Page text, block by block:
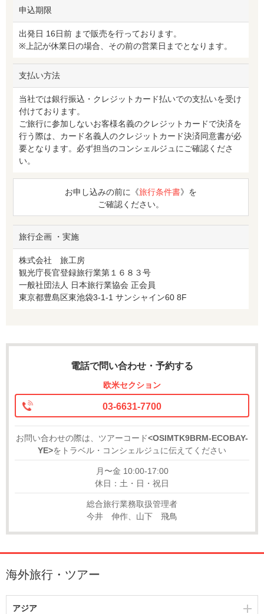
申込期限
出発日 16日前 まで販売を行っております。
※上記が休業日の場合、その前の営業日までとなります。
支払い方法
当社では銀行振込・クレジットカード払いでの支払いを受け
付けております。
ご旅行に参加しないお客様名義のクレジットカードで決済を
行う際は、カード名義人のクレジットカード決済同意書が必
要となります。必ず担当のコンシェルジュにご確認くださ
い。
お申し込みの前に《旅行条件書》を
ご確認ください。
旅行企画 ・実施
株式会社 旅工房
観光庁長官登録旅行業第１６８３号
一般社団法人 日本旅行業協会 正会員
東京都豊島区東池袋3-1-1 サンシャイン60 8F
電話で問い合わせ・予約する
欧米セクション
03-6631-7700
お問い合わせの際は、ツアーコード<OSIMTK9BRM-ECOBAY-
YE>をトラベル・コンシェルジュに伝えてください
月〜金 10:00-17:00
休日：土・日・祝日
総合旅行業務取扱管理者
今井 伸作、山下 飛鳥
海外旅行・ツアー
アジア